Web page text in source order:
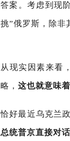
答案。考虑到现
挑”俄罗斯，除非
从现实因素来看
略， 这也就意味
恰好最近乌克兰
总统普京直接对话